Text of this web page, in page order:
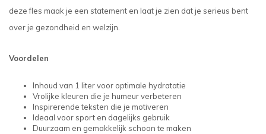
deze fles maak je een statement en laat je zien dat je serieus bent
over je gezondheid en welzijn.
Voordelen
Inhoud van 1 liter voor optimale hydratatie
Vrolijke kleuren die je humeur verbeteren
Inspirerende teksten die je motiveren
Ideaal voor sport en dagelijks gebruik
Duurzaam en gemakkelijk schoon te maken